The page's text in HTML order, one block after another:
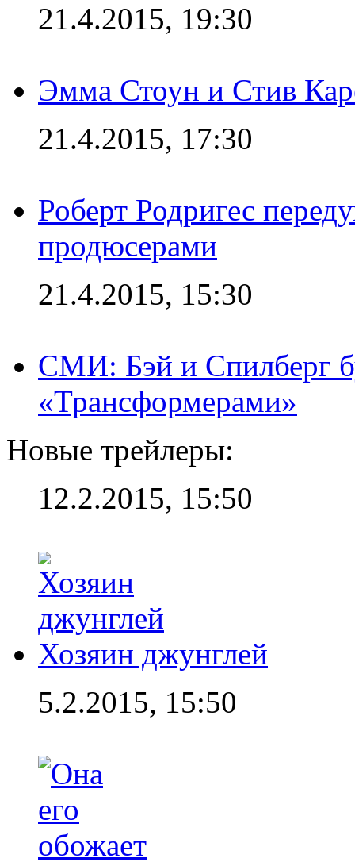
21.4.2015, 19:30
Эмма Стоун и Стив
21.4.2015, 17:30
Роберт Родригес
продюсерами
21.4.2015, 15:30
СМИ: Бэй и Спилберг
«Трансформерами»
Новые трейлеры:
12.2.2015, 15:50
Хозяин джунглей
5.2.2015, 15:50